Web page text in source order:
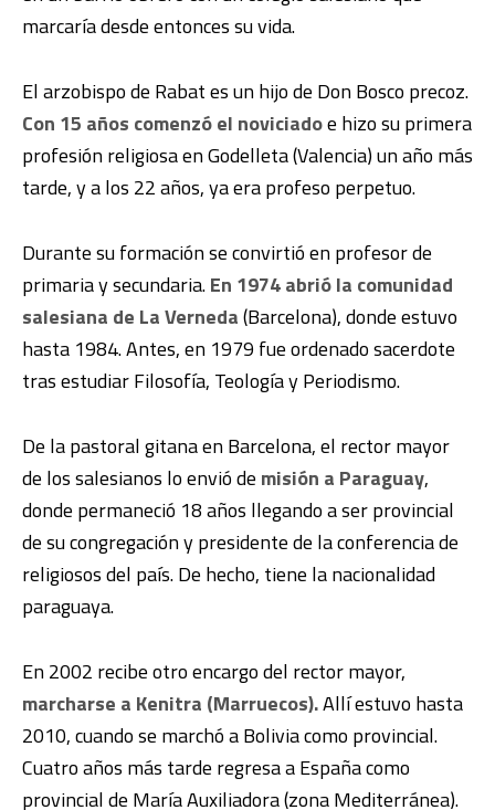
marcaría desde entonces su vida.
El arzobispo de Rabat es un hijo de Don Bosco precoz.
Con 15 años comenzó el noviciadoe hizo su primera
profesión religiosa en Godelleta (Valencia) un año más
tarde, y a los 22 años, ya era profeso perpetuo.
Durante su formación se convirtió en profesor de
primaria y secundaria.En 1974 abrió la comunidad
salesiana de La Verneda(Barcelona), donde estuvo
hasta 1984. Antes, en 1979 fue ordenado sacerdote
tras estudiar Filosofía, Teología y Periodismo.
De la pastoral gitana en Barcelona, el rector mayor
de los salesianos lo envió de misión a Paraguay,
donde permaneció 18 años llegando a ser provincial
de su congregación y presidente de la conferencia de
religiosos del país. De hecho, tiene la nacionalidad
paraguaya.
En 2002 recibe otro encargo del rector mayor,
marcharse a Kenitra (Marruecos).Allí estuvo hasta
2010, cuando se marchó a Bolivia como provincial.
Cuatro años más tarde regresa a España como
provincial de María Auxiliadora (zona Mediterránea).